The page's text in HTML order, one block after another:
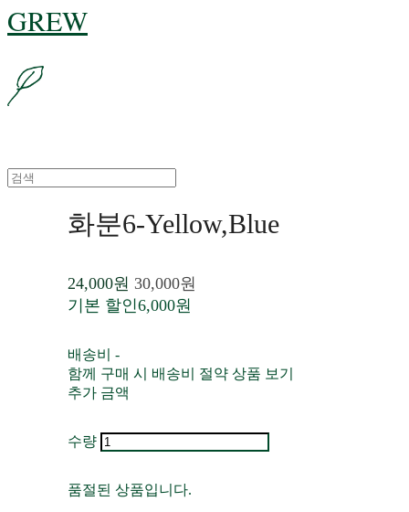
GREW
화분6-Yellow,Blue
24,000원30,000원
기본 할인6,000원
배송비-
함께 구매 시 배송비 절약 상품 보기
추가 금액
수량
품절된 상품입니다.